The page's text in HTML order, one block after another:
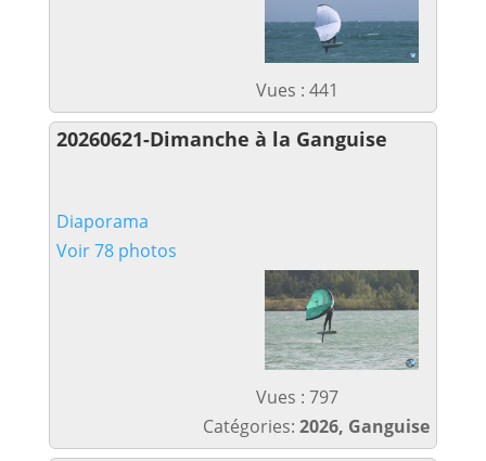
Vues : 441
20260621-Dimanche à la Ganguise
Diaporama
Voir 78 photos
Vues : 797
Catégories:2026, Ganguise